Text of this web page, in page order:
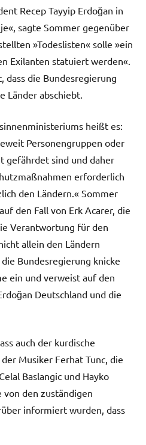
Recep Tayyip Erdoğan in
sagte Sommer gegenüber
»Todeslisten« solle »ein
Exilanten statuiert werden«.
die Bundesregierung
Länder abschiebt.
heißt es:
Personengruppen oder
gefährdet sind und daher
erforderlich
den Ländern.« Sommer
den Fall von Erk Acarer, die
Verantwortung für den
allein den Ländern
Bundesregierung knicke
ein und verweist auf den
Deutschland und die
auch der kurdische
Musiker Ferhat Tunc, die
Baslangic und Hayko
von den zuständigen
informiert wurden, dass